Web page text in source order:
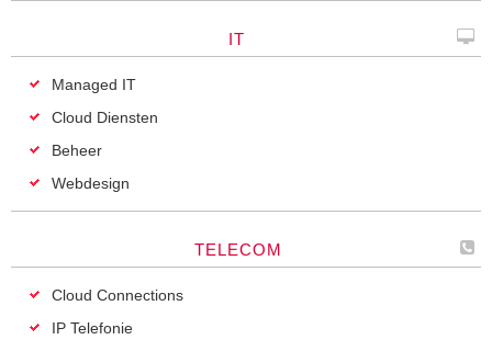
IT
Managed IT
Cloud Diensten
Beheer
Webdesign
TELECOM
Cloud Connections
IP Telefonie